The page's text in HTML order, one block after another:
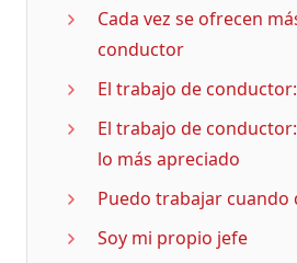
Cada vez se ofrecen
conductor
El trabajo de
El trabajo de
lo más apreciado
Puedo trabajar cuando
Soy mi propio jefe